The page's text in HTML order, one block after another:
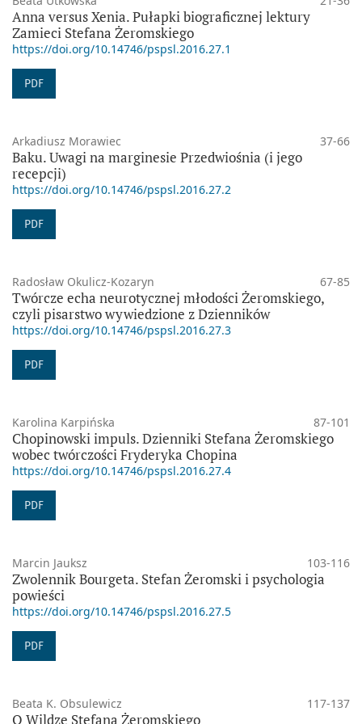
Anna versus Xenia. Pułapki biograficznej lektury
Zamieci Stefana Żeromskiego
https://doi.org/10.14746/pspsl.2016.27.1
PDF
Arkadiusz Morawiec 37-66
Baku. Uwagi na marginesie Przedwiośnia (i jego
recepcji)
https://doi.org/10.14746/pspsl.2016.27.2
PDF
Radosław Okulicz-Kozaryn 67-85
Twórcze echa neurotycznej młodości Żeromskiego,
czyli pisarstwo wywiedzione z Dzienników
https://doi.org/10.14746/pspsl.2016.27.3
PDF
Karolina Karpińska 87-101
Chopinowski impuls. Dzienniki Stefana Żeromskiego
wobec twórczości Fryderyka Chopina
https://doi.org/10.14746/pspsl.2016.27.4
PDF
Marcin Jauksz 103-116
Zwolennik Bourgeta. Stefan Żeromski i psychologia
powieści
https://doi.org/10.14746/pspsl.2016.27.5
PDF
Beata K. Obsulewicz 117-137
O Wildze Stefana Żeromskiego